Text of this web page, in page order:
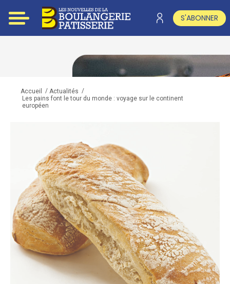
S'ABONNER
Accueil / Actualités /
Les pains font le tour du monde : voyage sur le continent
européen